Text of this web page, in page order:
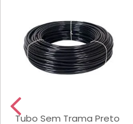
Tubo Sem Trama Preto